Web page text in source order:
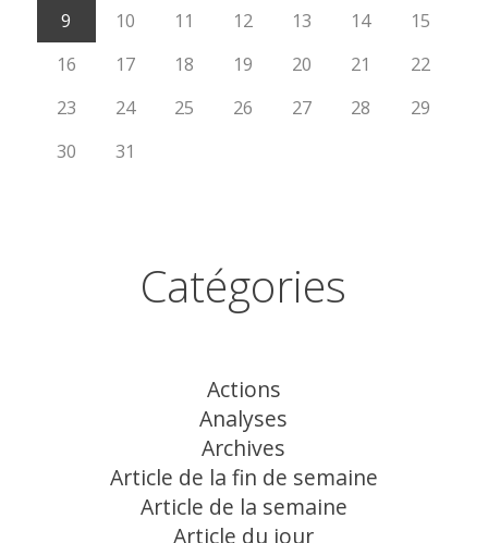
9
10 11 12 13 14
15
16
17 18 19 20 21
22
23
24 25 26 27 28
29
30
31
Catégories
Actions
Analyses
Archives
Article de la fin de semaine
Article de la semaine
Article du jour